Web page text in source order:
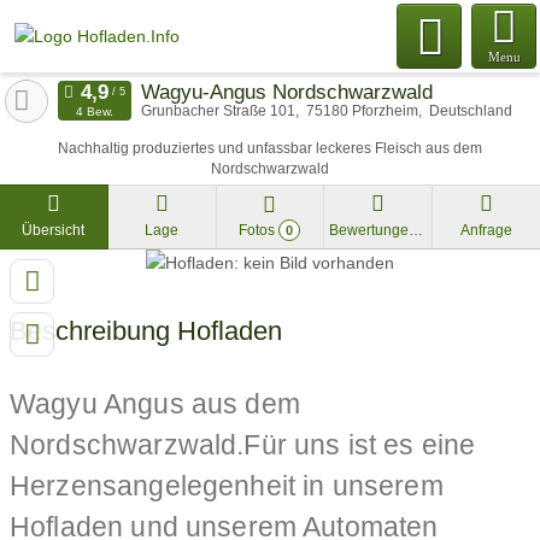
Menu
Wagyu-Angus Nordschwarzwald
Grunbacher Straße 101 75180 Pforzheim Deutschland
Nachhaltig produziertes und unfassbar leckeres Fleisch aus dem
Nordschwarzwald
4 Bew.
Übersicht Lage Fotos 0 Bewertungen Anfrage
Beschreibung Hofladen
Wagyu Angus aus dem
Nordschwarzwald.Für uns ist es eine
Herzensangelegenheit in unserem
Hofladen und unserem Automaten